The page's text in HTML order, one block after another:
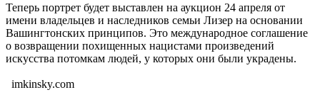
Теперь портрет будет выставлен на аукцион 24 апреля от
имени владельцев и наследников семьи Лизер на основании
Вашингтонских принципов. Это международное соглашение
о возвращении похищенных нацистами произведений
искусства потомкам людей, у которых они были украдены.
imkinsky.com